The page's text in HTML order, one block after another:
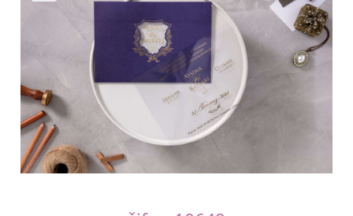
Planer venčanja
Tekstovi i fontovi
Kontakt